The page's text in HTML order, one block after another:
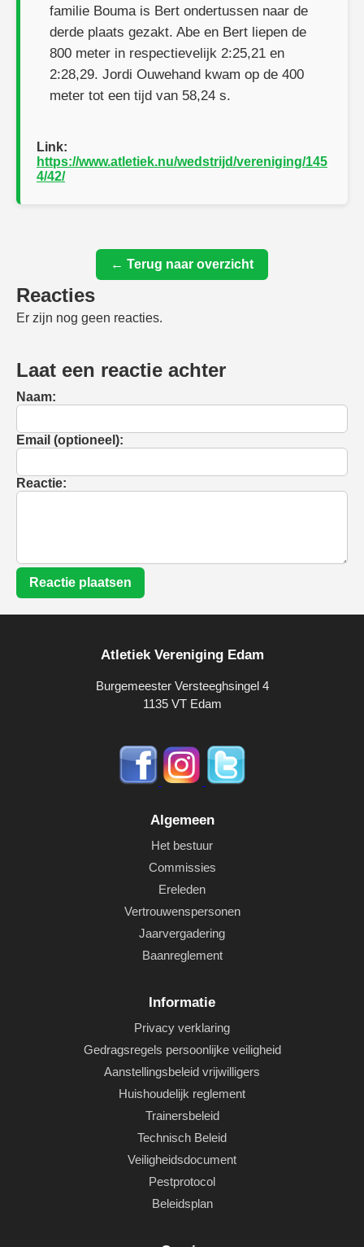
familie Bouma is Bert ondertussen naar de
derde plaats gezakt. Abe en Bert liepen de
800 meter in respectievelijk 2:25,21 en
2:28,29. Jordi Ouwehand kwam op de 400
meter tot een tijd van 58,24 s.
Link:
https://www.atletiek.nu/wedstrijd/vereniging/145
4/42/
← Terug naar overzicht
Reacties
Er zijn nog geen reacties.
Laat een reactie achter
Naam:
Email (optioneel):
Reactie:
Reactie plaatsen
Atletiek Vereniging Edam
Burgemeester Versteeghsingel 4
1135 VT Edam
Algemeen
Het bestuur
Commissies
Ereleden
Vertrouwenspersonen
Jaarvergadering
Baanreglement
Informatie
Privacy verklaring
Gedragsregels persoonlijke veiligheid
Aanstellingsbeleid vrijwilligers
Huishoudelijk reglement
Trainersbeleid
Technisch Beleid
Veiligheidsdocument
Pestprotocol
Beleidsplan